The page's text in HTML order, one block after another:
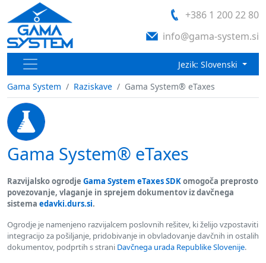
+386 1 200 22 80
info@gama-system.si
Jezik: Slovenski
Gama System
Raziskave Gama System® eTaxes
Gama System® eTaxes
Razvijalsko ogrodje Gama System eTaxes SDKomogoča preprosto
povezovanje, vlaganje in sprejem dokumentov iz davčnega
sistema edavki.durs.si.
Ogrodje je namenjeno razvijalcem poslovnih rešitev, ki želijo vzpostaviti
integracijo za pošiljanje, pridobivanje in obvladovanje davčnih in ostalih
dokumentov, podprtih s strani Davčnega urada Republike Slovenije.